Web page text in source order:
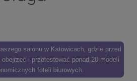
salonu w Katowicach, gdzie przed
i przetestować ponad 20 modeli
foteli biurowych.